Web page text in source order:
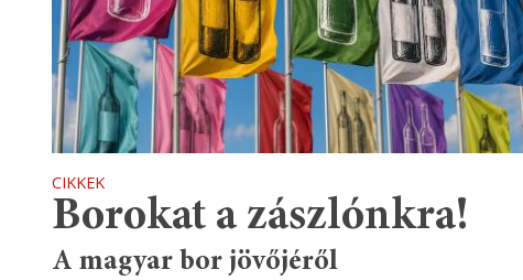
CIKKEK
Borokat a zászlónkra!
A magyar bor jövőjéről